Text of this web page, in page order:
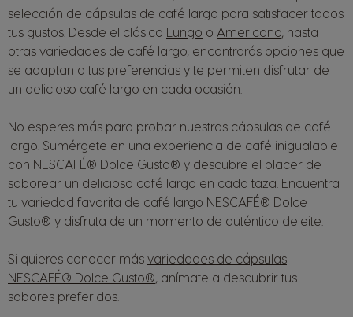
selección de cápsulas de café largo para satisfacer todos
tus gustos. Desde el clásico Lungo o Americano , hasta
otras variedades de café largo, encontrarás opciones que
se adaptan a tus preferencias y te permiten disfrutar de
un delicioso café largo en cada ocasión.
No esperes más para probar nuestras cápsulas de café
largo. Sumérgete en una experiencia de café inigualable
con NESCAFÉ® Dolce Gusto® y descubre el placer de
saborear un delicioso café largo en cada taza. Encuentra
tu variedad favorita de café largo NESCAFÉ® Dolce
Gusto® y disfruta de un momento de auténtico deleite.
Si quieres conocer más variedades de cápsulas
NESCAFÉ® Dolce Gusto® , anímate a descubrir tus
sabores preferidos.